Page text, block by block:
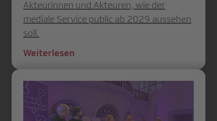
Akteurinnen und Akteuren, wie der
mediale Service public ab 2029 aussehen
soll.
Weiterlesen